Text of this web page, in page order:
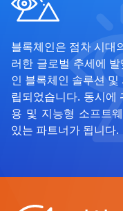
블록체인은 점차 시대
러한 글로벌 추세에
인 블록체인 솔루션
립되었습니다. 동시에
용 및 지능형 소프트
있는 파트너가 됩니다.